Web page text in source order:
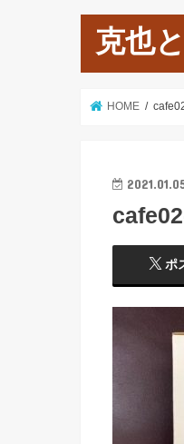
克也
HOME
ポ